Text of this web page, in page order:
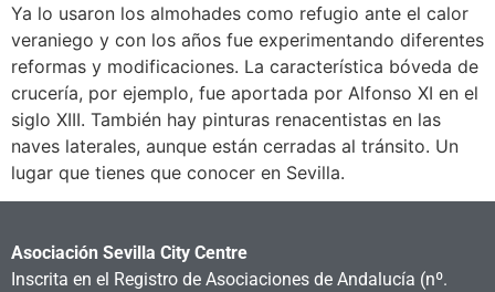
Ya lo usaron los almohades como refugio ante el calor
veraniego y con los años fue experimentando diferentes
reformas y modificaciones. La característica bóveda de
crucería, por ejemplo, fue aportada por Alfonso XI en el
siglo XIII. También hay pinturas renacentistas en las
naves laterales, aunque están cerradas al tránsito. Un
lugar que tienes que conocer en Sevilla.
Asociación Sevilla City Centre
Inscrita en el Registro de Asociaciones de Andalucía (nº.